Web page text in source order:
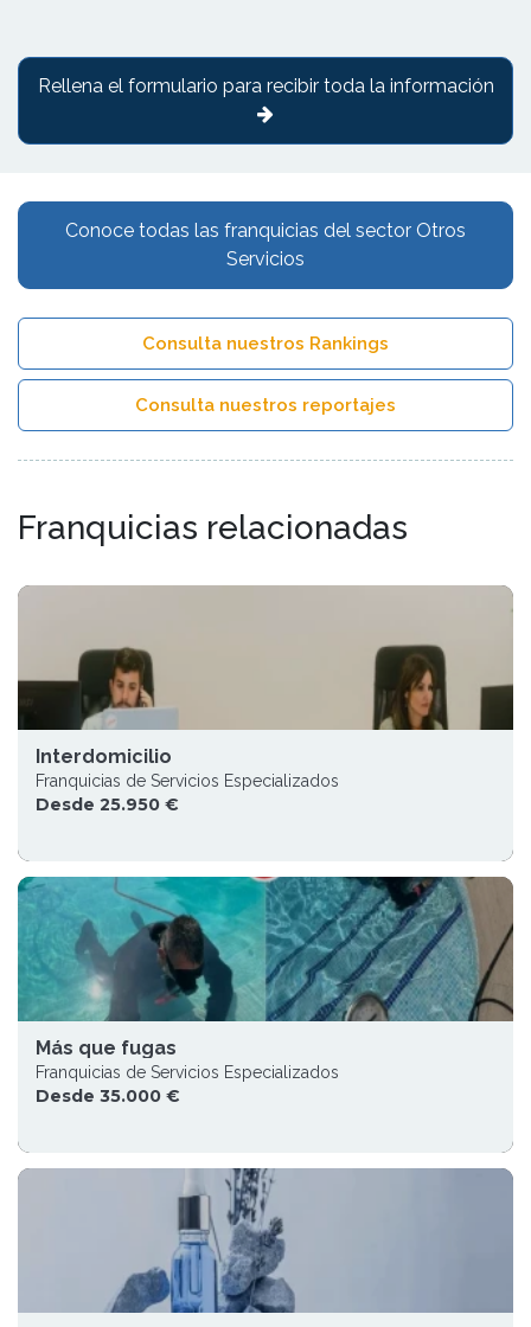
Conoce todas las franquicias del sector Otros
Servicios
Consulta nuestros Rankings
Consulta nuestros reportajes
Franquicias relacionadas
Interdomicilio
Franquicias de Servicios Especializados
Desde 25.950 €
Más que fugas
Franquicias de Servicios Especializados
Desde 35.000 €